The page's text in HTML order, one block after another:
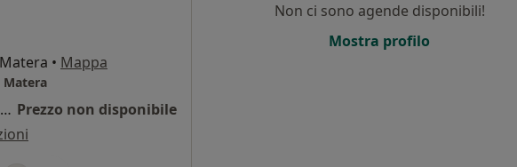
• Mappa
Matera
Visita medica generica in CONVENZIONE Prezzo non disponibile
Non ci sono agende disponibili!
Mostra profilo